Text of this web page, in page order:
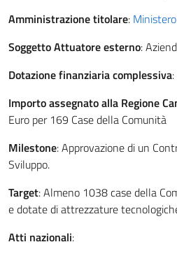
Amministrazione titolare:
Soggetto Attuatore esterno:
Dotazione finanziaria complessiva
Importo assegnato alla Regione
Euro per 169 Case della Comunità
Milestone: Approvazione di un
Sviluppo.
Target: Almeno 1038 case della
e dotate di attrezzature
Atti nazionali: